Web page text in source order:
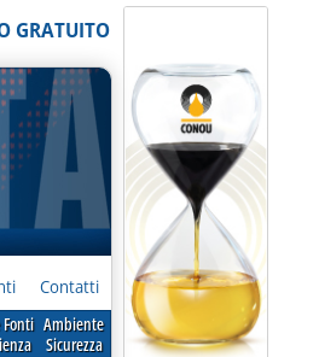
GRATUITO
Contatti
Ambiente
Sicurezza